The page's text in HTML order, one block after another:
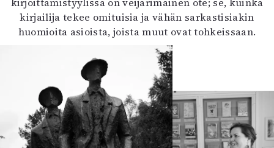
kirjailija tekee omituisia ja vähän sarkastisiakin
huomioita asioista, joista muut ovat tohkeissaan.